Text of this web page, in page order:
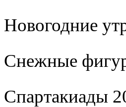
Новогодние
Cнежные
Спартакиады